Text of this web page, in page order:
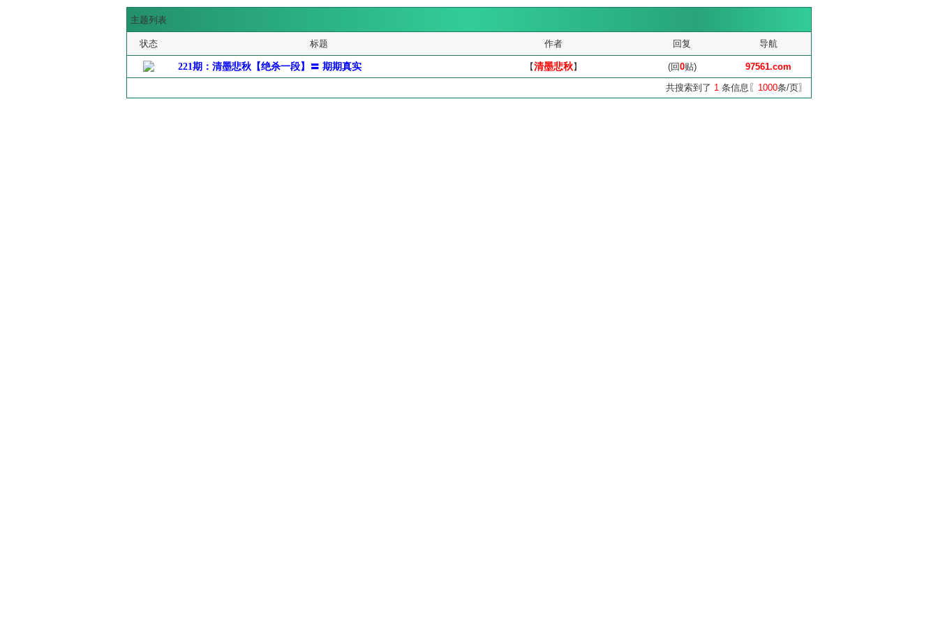
主题列表
状态 标题 作者 回复 导航
221期：清墨悲秋【绝杀一段】〓 期期真实 【清墨悲秋】 (回0贴)
97561.com
共搜索到了 1 条信息〖 1000条/页〗